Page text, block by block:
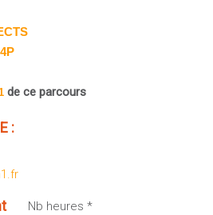
Physique)
Biochimie)
Procédés - Département composante)
Composante)
de ce parcours
:
Nb heures *